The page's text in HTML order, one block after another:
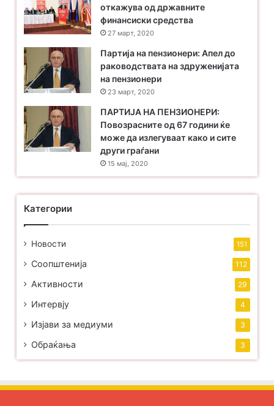
откажува од државните
финансиски средства
27 март, 2020
Партија на пензионери: Апел до
раководствата на здруженијата
на пензионери
23 март, 2020
ПАРТИЈА НА ПЕНЗИОНЕРИ:
Повозрасните од 67 години ќе
може да излегуваат како и сите
други граѓани
15 мај, 2020
Категории
Новости 151
Соопштенија 112
Активности 29
Интервју 4
Изјави за медиуми 3
Обраќања 3